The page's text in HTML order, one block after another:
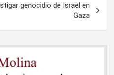
genocidio de Israel en
Gaza